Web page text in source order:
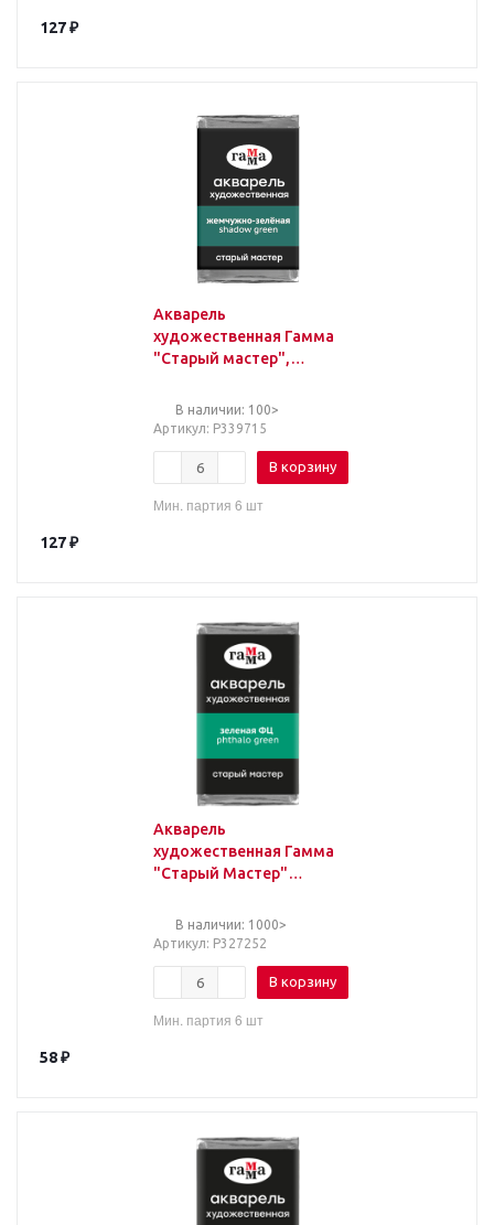
127₽
Акварель
художественная Гамма
"Старый мастер",
2,6мл, кювета
В наличии: 100>
Артикул: Р339715
В корзину
Мин. партия 6 шт
127₽
Акварель
художественная Гамма
"Старый Мастер"
кювета
В наличии: 1000>
Артикул: Р327252
В корзину
Мин. партия 6 шт
58₽